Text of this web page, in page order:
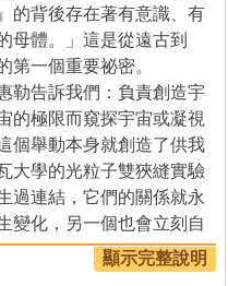
的背後存在著有意識、有
母體。」這是從遠古到
第一個重要祕密。
告訴我們：負責創造宇
的極限而窺探宇宙或凝視
個舉動本身就創造了供我
大學的光粒子雙狹縫實驗
過連結，它們的關係就永
變化，另一個也會立刻自
多遠或多久，只要一方有
方。我們可以這麼說，它
顯示完整說明